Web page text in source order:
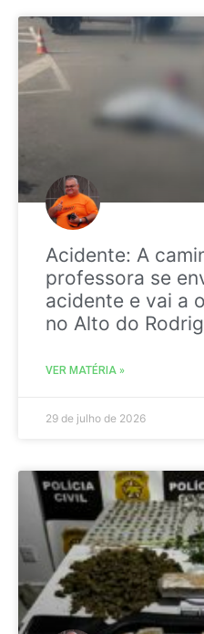
Acidente: A
professora se
acidente e vai a
no Alto do
VER MATÉRIA »
29 de julho de 2026